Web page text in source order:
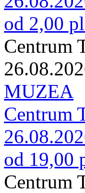
od 2,00
Centrum
MUZEA
Centrum
od 19,00
Centrum